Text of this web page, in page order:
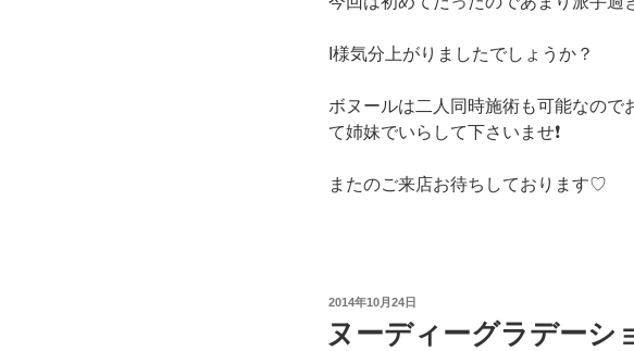
I様気分上がりましたでしょうか？
ボヌールは二人同時施術も可能なの
て姉妹でいらして下さいませ❗
またのご来店お待ちしております♡
投
日:
2014年10月24日
ヌーディーグラデーシ